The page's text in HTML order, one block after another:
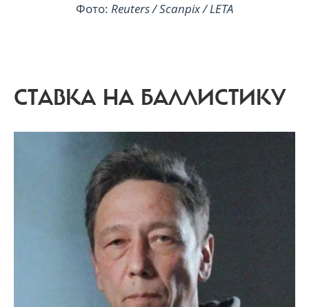
Фото: Reuters / Scanpix / LETA
СТАВКА НА БАЛЛИСТИКУ